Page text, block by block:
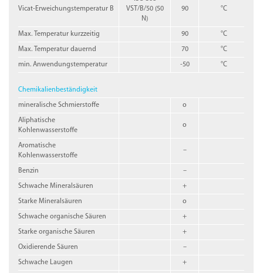
Vicat-Erweichungstemperatur B
VST/B/50 (50
N)
90 °C
Max. Temperatur kurzzeitig 90 °C
Max. Temperatur dauernd 70 °C
min. Anwendungstemperatur -50 °C
Chemikalienbeständigkeit
mineralische Schmierstoffe o
Aliphatische
Kohlenwasserstoffe
o
Aromatische
Kohlenwasserstoffe
–
Benzin –
Schwache Mineralsäuren +
Starke Mineralsäuren o
Schwache organische Säuren +
Starke organische Säuren +
Oxidierende Säuren –
Schwache Laugen +